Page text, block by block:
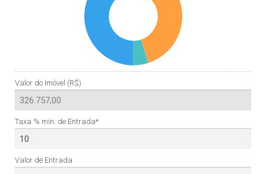
Valor do Imóvel (R$)
Taxa % min. de Entrada*
Valor de Entrada